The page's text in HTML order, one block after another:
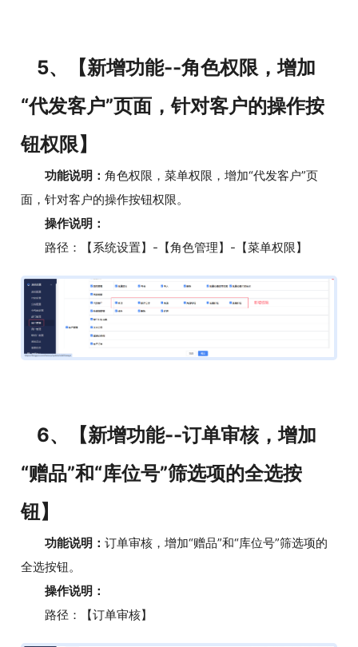
5、【新增功能--角色权限，增加
“代发客户”页面，针对客户的操作按
钮权限】
功能说明： 角色权限，菜单权限，增加“代发客户”页
面，针对客户的操作按钮权限。
操作说明：
路径：【系统设置】-【角色管理】-【菜单权限】
6、【新增功能--订单审核，增加
“赠品”和“库位号”筛选项的全选按
钮】
功能说明： 订单审核，增加“赠品”和“库位号”筛选项的
全选按钮。
操作说明：
路径：【订单审核】